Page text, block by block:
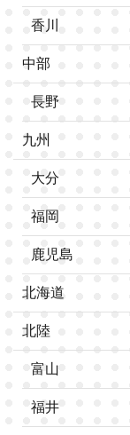
香川
中部
長野
九州
大分
福岡
鹿児島
北海道
北陸
富山
福井